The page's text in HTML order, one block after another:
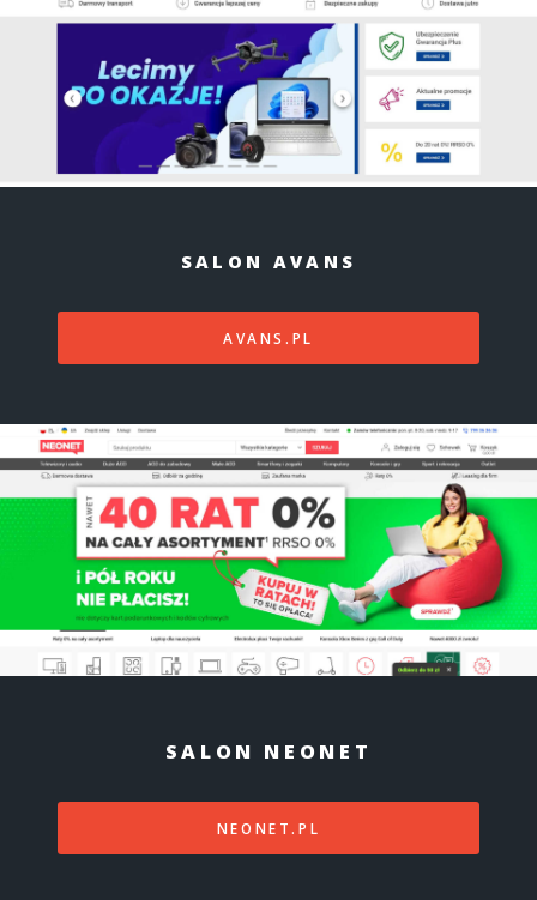
SALON AVANS
AVANS.PL
SALON NEONET
NEONET.PL